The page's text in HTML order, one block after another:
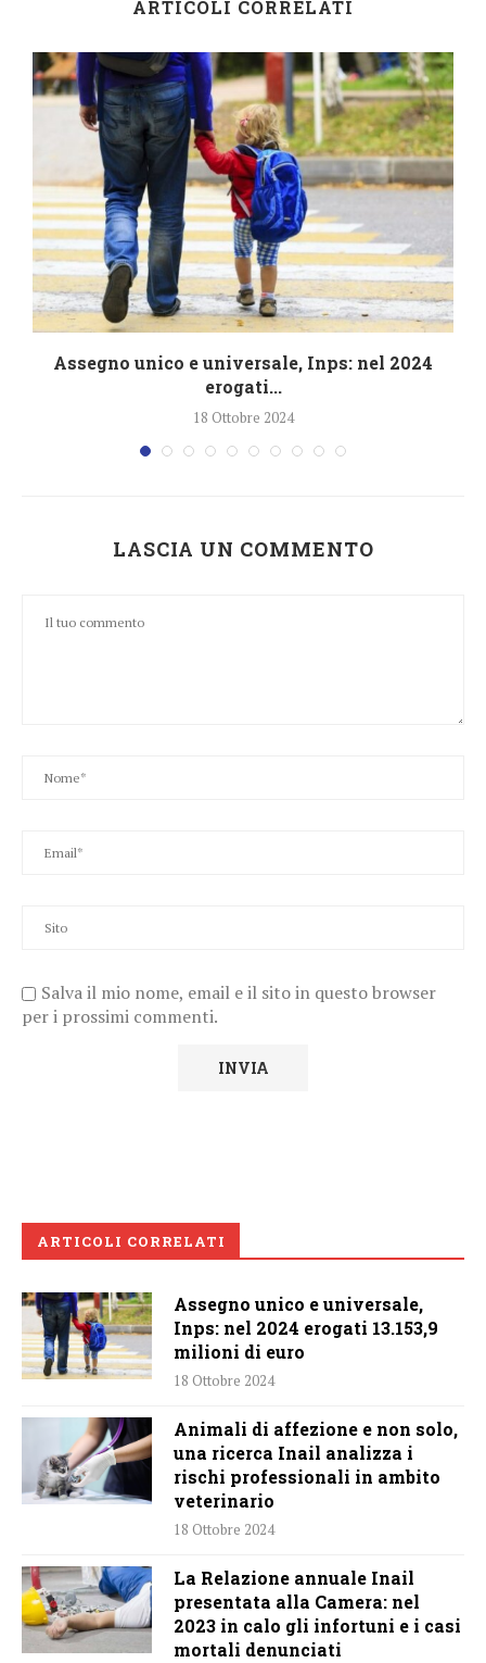
ARTICOLI CORRELATI
Assegno unico e universale, Inps: nel 2024
erogati...
18 Ottobre 2024
LASCIA UN COMMENTO
Salva il mio nome, email e il sito in questo browser
per i prossimi commenti.
ARTICOLI CORRELATI
Assegno unico e universale,
Inps: nel 2024 erogati 13.153,9
milioni di euro
18 Ottobre 2024
Animali di affezione e non solo,
una ricerca Inail analizza i
rischi professionali in ambito
veterinario
18 Ottobre 2024
La Relazione annuale Inail
presentata alla Camera: nel
2023 in calo gli infortuni e i casi
mortali denunciati